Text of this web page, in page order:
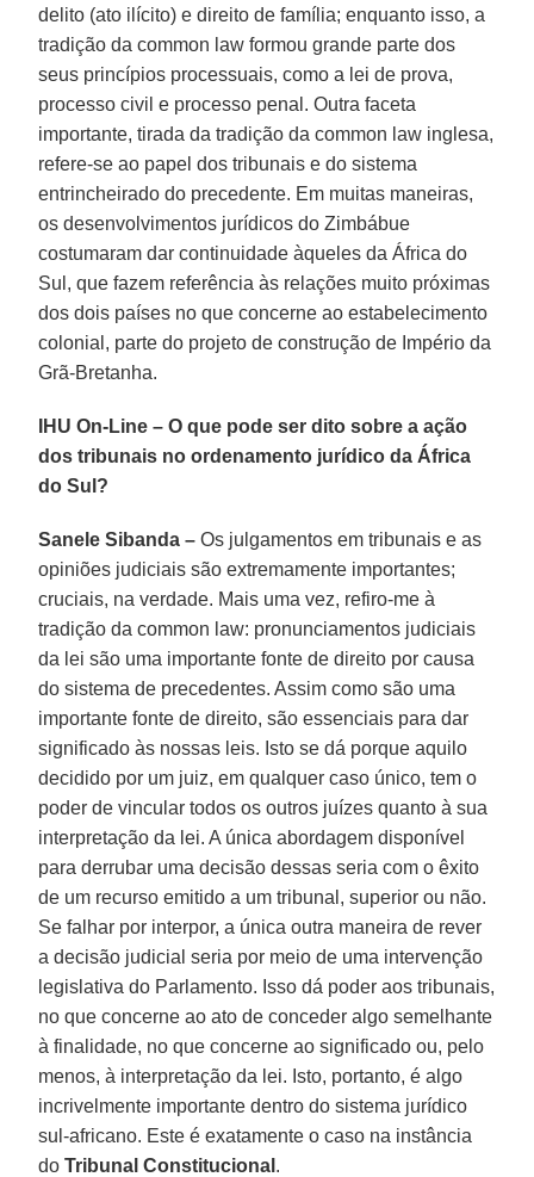
delito (ato ilícito) e direito de família; enquanto isso, a
tradição da common law formou grande parte dos
seus princípios processuais, como a lei de prova,
processo civil e processo penal. Outra faceta
importante, tirada da tradição da common law inglesa,
refere-se ao papel dos tribunais e do sistema
entrincheirado do precedente. Em muitas maneiras,
os desenvolvimentos jurídicos do Zimbábue
costumaram dar continuidade àqueles da África do
Sul, que fazem referência às relações muito próximas
dos dois países no que concerne ao estabelecimento
colonial, parte do projeto de construção de Império da
Grã-Bretanha.
IHU On-Line – O que pode ser dito sobre a ação
dos tribunais no ordenamento jurídico da África
do Sul?
Sanele Sibanda – Os julgamentos em tribunais e as
opiniões judiciais são extremamente importantes;
cruciais, na verdade. Mais uma vez, refiro-me à
tradição da common law: pronunciamentos judiciais
da lei são uma importante fonte de direito por causa
do sistema de precedentes. Assim como são uma
importante fonte de direito, são essenciais para dar
significado às nossas leis. Isto se dá porque aquilo
decidido por um juiz, em qualquer caso único, tem o
poder de vincular todos os outros juízes quanto à sua
interpretação da lei. A única abordagem disponível
para derrubar uma decisão dessas seria com o êxito
de um recurso emitido a um tribunal, superior ou não.
Se falhar por interpor, a única outra maneira de rever
a decisão judicial seria por meio de uma intervenção
legislativa do Parlamento. Isso dá poder aos tribunais,
no que concerne ao ato de conceder algo semelhante
à finalidade, no que concerne ao significado ou, pelo
menos, à interpretação da lei. Isto, portanto, é algo
incrivelmente importante dentro do sistema jurídico
sul-africano. Este é exatamente o caso na instância
doTribunal Constitucional .